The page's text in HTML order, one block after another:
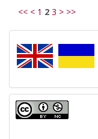
<< < 1 2 3 > >>